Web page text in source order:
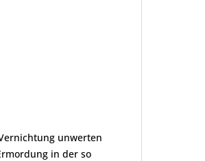
unwerten
in der so